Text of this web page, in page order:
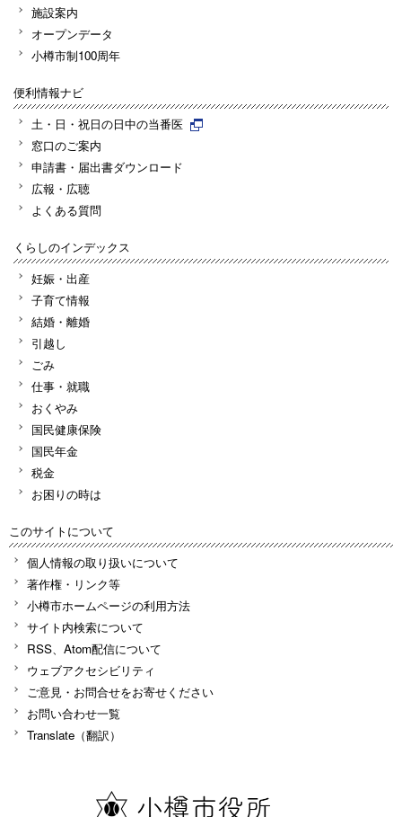
施設案内
オープンデータ
小樽市制100周年
便利情報ナビ
土・日・祝日の日中の当番医
窓口のご案内
申請書・届出書ダウンロード
広報・広聴
よくある質問
くらしのインデックス
妊娠・出産
子育て情報
結婚・離婚
引越し
ごみ
仕事・就職
おくやみ
国民健康保険
国民年金
税金
お困りの時は
このサイトについて
個人情報の取り扱いについて
著作権・リンク等
小樽市ホームページの利用方法
サイト内検索について
RSS、Atom配信について
ウェブアクセシビリティ
ご意見・お問合せをお寄せください
お問い合わせ一覧
Translate（翻訳）